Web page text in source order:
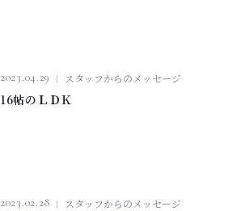
2023.04.29 スタッフからのメッセージ
16帖のＬＤＫ
2023.02.28 スタッフからのメッセージ